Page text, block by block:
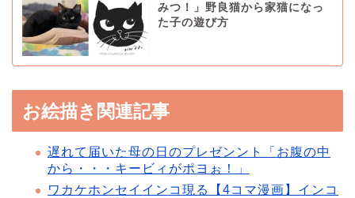
みつ！」野良猫から家猫になっ
た子の遊び方
お絵描き関連記事
遅れて届いた母の日のプレゼンント「お腹の中
から・・・キービィがポヨぉ！」
ワカケホンセイインコ現る【4コマ漫画】インコ